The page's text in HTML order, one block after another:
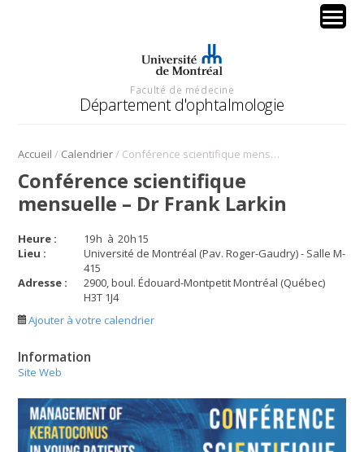
Faculté de médecine
Département d'ophtalmologie
Accueil / Calendrier/ Conférence scientifique mensuelle – Dr Frank Larkin
Conférence scientifique
mensuelle – Dr Frank Larkin
Heure : 19h à 20h15
Lieu :
Université de Montréal (Pav. Roger-Gaudry) - Salle M-
415
Adresse :
2900, boul. Édouard-Montpetit Montréal (Québec)
H3T 1J4
Ajouter à votre calendrier
Information
Site Web